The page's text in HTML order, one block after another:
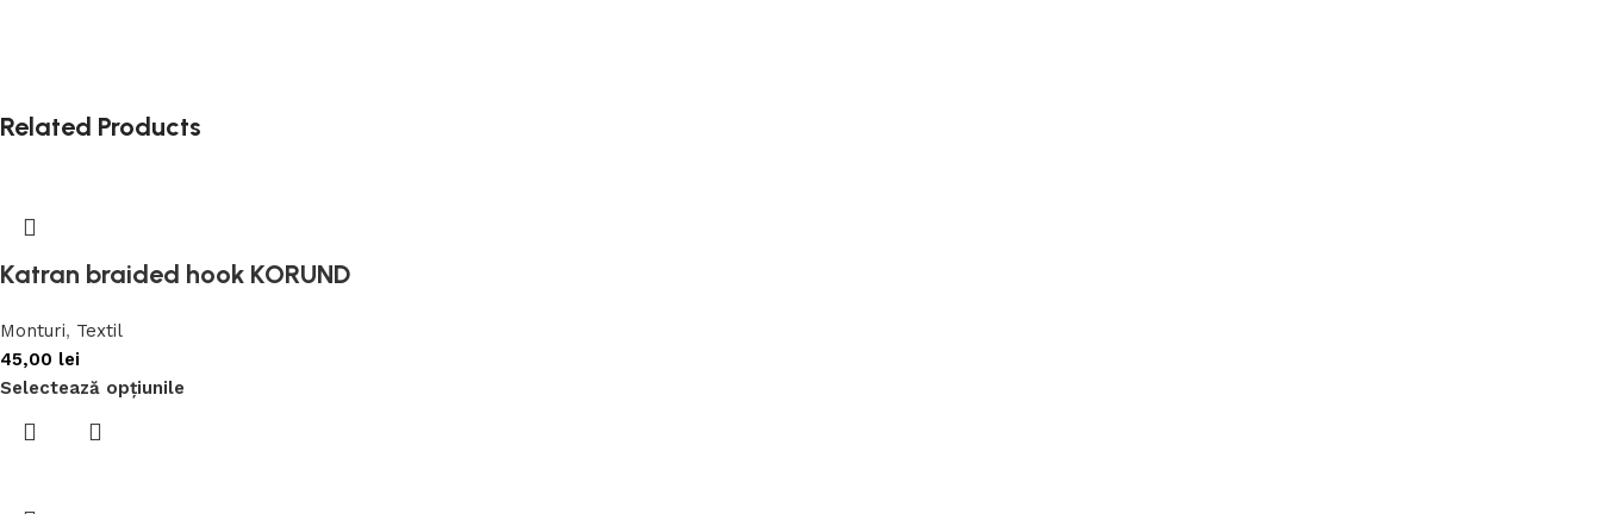
Related Products
Katran braided hook KORUND
Monturi, Textil
45,00 lei
Selectează opțiunile